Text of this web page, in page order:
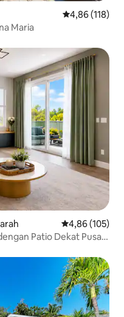
Nilai rata-rata
4,86 (118)
Maria
Nilai rata-rata
4,86 (105)
Patio Dekat Pusat